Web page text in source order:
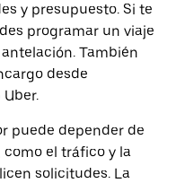
y presupuesto. Si te
programar un viaje
También
desde
puede depender de
como el tráfico y la
solicitudes. La